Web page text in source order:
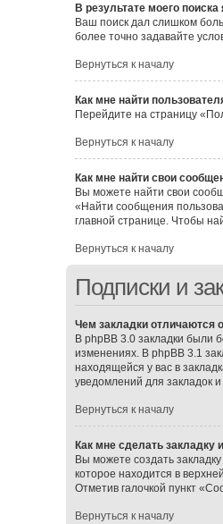
В результате моего
Ваш поиск дал слишком
более точно задавайте
Вернуться к началу
Как мне найти
Перейдите на страницу
Вернуться к началу
Как мне найти свои
Вы можете найти свои
«Найти сообщения
главной странице. Чтобы
Вернуться к началу
Подписки и
Чем закладки отличаются
В phpBB 3.0 закладки были
изменениях. В phpBB 3.1
находящейся у вас в
уведомлений для закладок
Вернуться к началу
Как мне сделать закладку
Вы можете создать
которое находится в
Отметив галочкой пункт
Вернуться к началу